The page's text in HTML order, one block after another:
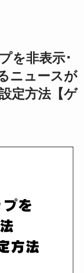
を非表示･
ニュースが
定方法【ゲ